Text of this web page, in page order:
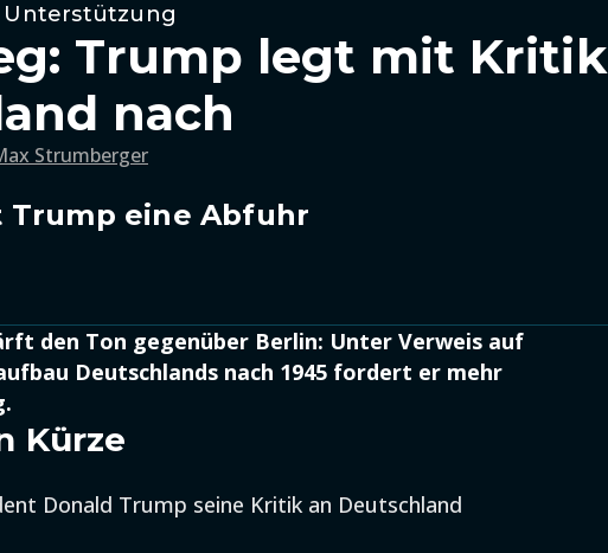
Unterstützung
Trump legt mit Kritik
nach
Strumberger
eine Abfuhr
den Ton gegenüber Berlin: Unter Verweis auf
Deutschlands nach 1945 fordert er mehr
Kürze
Donald Trump seine Kritik an Deutschland